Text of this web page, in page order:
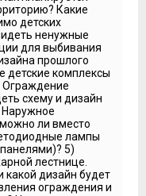
не только под
здания.
машино-места,
рампа
Кроме
гостевая
Какие
детских
ненужные
для выбивания
прошлого
детские комплексы
Ограждение
схему и дизайн
Наружное
ли вместо
лампы
5)
лестнице.
какой дизайн будет
ограждения и